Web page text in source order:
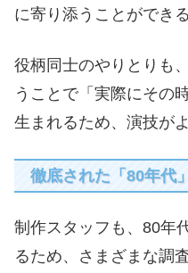
に寄り添うことができ
役柄同士のやりとりも
うことで「実際にその
生まれるため、演技が
徹底された「80年代
制作スタッフも、80年
るため、さまざまな調